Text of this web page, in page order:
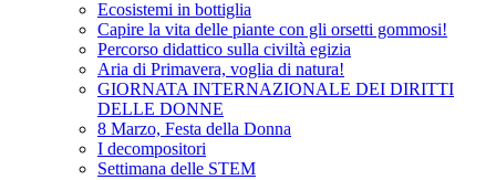
Ecosistemi in bottiglia
Capire la vita delle piante con gli orsetti gommosi!
Percorso didattico sulla civiltà egizia
Aria di Primavera, voglia di natura!
GIORNATA INTERNAZIONALE DEI DIRITTI
DELLE DONNE
8 Marzo, Festa della Donna
I decompositori
Settimana delle STEM